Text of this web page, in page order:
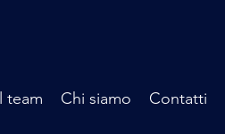
team Chi siamo Contatti